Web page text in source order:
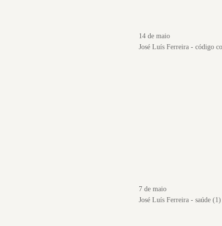
14 de maio
José Luís Ferreira - código
7 de maio
José Luís Ferreira - saúde (1)